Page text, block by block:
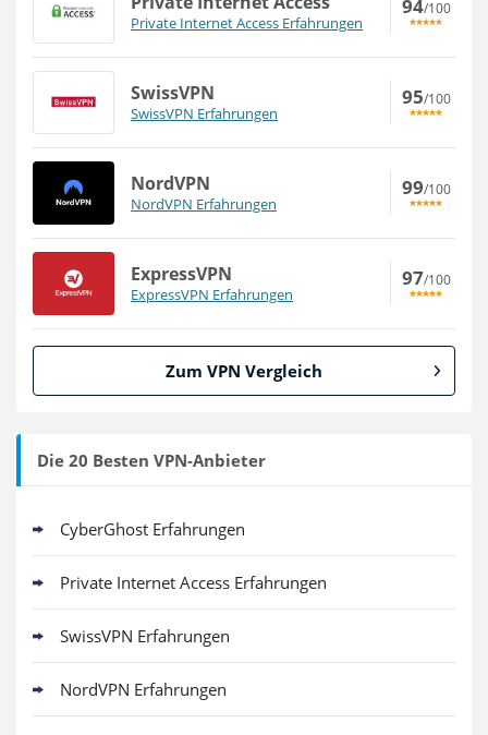
Private Internet Access Erfahrungen
94/100
SwissVPN
SwissVPN Erfahrungen
95/100
NordVPN
NordVPN Erfahrungen
99/100
ExpressVPN
ExpressVPN Erfahrungen
97/100
Zum VPN Vergleich
Die 20 Besten VPN-Anbieter
CyberGhost Erfahrungen
Private Internet Access Erfahrungen
SwissVPN Erfahrungen
NordVPN Erfahrungen